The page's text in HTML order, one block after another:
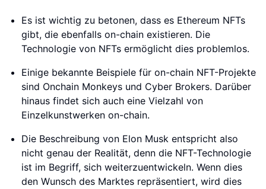
Es ist wichtig zu betonen, dass es Ethereum NFTs
gibt, die ebenfalls on-chain existieren. Die
Technologie von NFTs ermöglicht dies problemlos.
Einige bekannte Beispiele für on-chain NFT-Projekte
sind Onchain Monkeys und Cyber Brokers. Darüber
hinaus findet sich auch eine Vielzahl von
Einzelkunstwerken on-chain.
Die Beschreibung von Elon Musk entspricht also
nicht genau der Realität, denn die NFT-Technologie
ist im Begriff, sich weiterzuentwickeln. Wenn dies
den Wunsch des Marktes repräsentiert, wird dies